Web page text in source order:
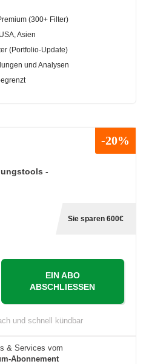
(300+ Filter)
Asien
(Portfolio-Update)
und Analysen
-20%
-
Sie sparen 600€
EIN ABO
ABSCHLIESSEN
und schnell kündbar
& Services vom
Abonnement